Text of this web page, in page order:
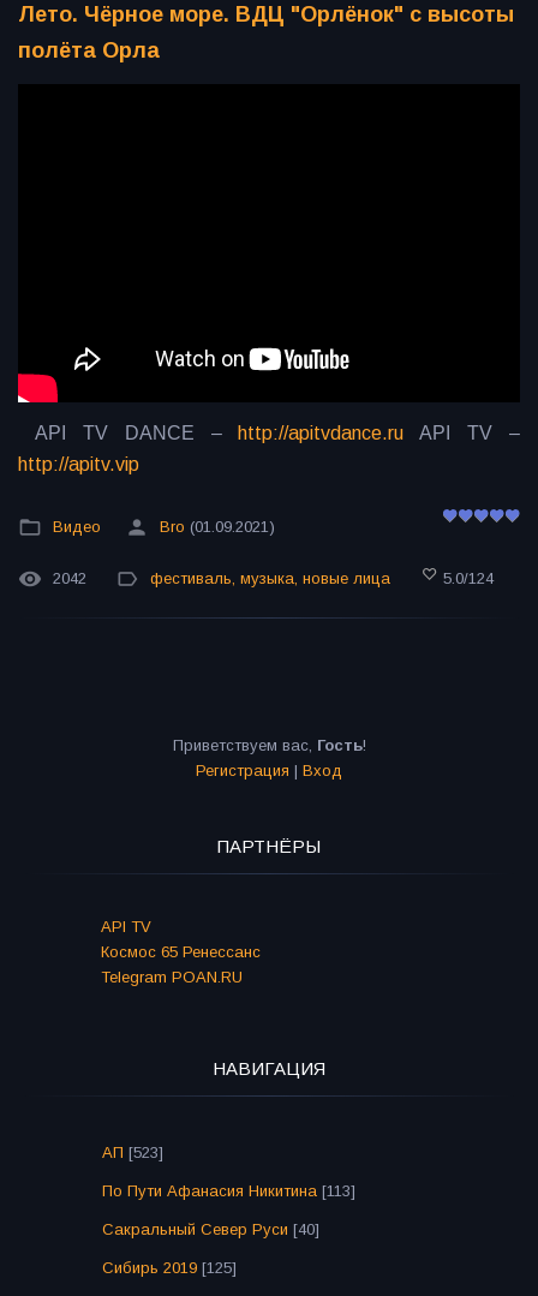
Лето. Чёрное море. ВДЦ "Орлёнок" с высоты
полёта Орла
API TV DANCE – http://apitvdance.ru API TV –
http://apitv.vip
Видео Bro (01.09.2021)
2042 фестиваль, музыка, новые лица 5.0/124
Приветствуем вас, Гость!
Регистрация | Вход
ПАРТНЁРЫ
API TV
Космос 65 Ренессанс
Telegram POAN.RU
НАВИГАЦИЯ
АП [523]
По Пути Афанасия Никитина [113]
Сакральный Север Руси [40]
Сибирь 2019 [125]